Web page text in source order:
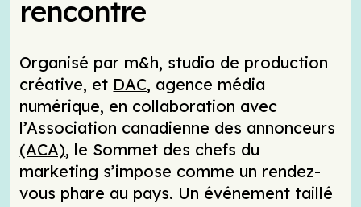
rencontre
Organisé par m&h, studio de production
créative, et DAC, agence média
numérique, en collaboration avec
l’Association canadienne des annonceurs
(ACA), le Sommet des chefs du
marketing s’impose comme un rendez-
vous phare au pays. Un événement taillé